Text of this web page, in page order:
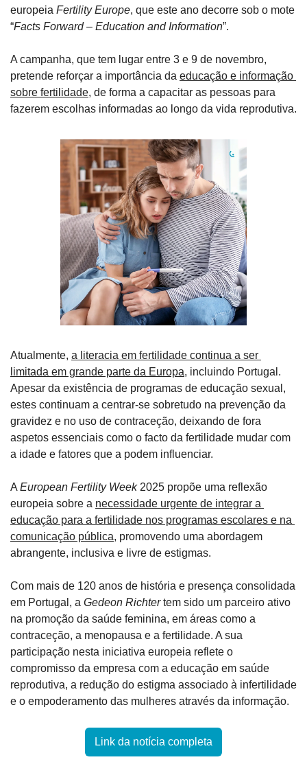
europeia Fertility Europe, que este ano decorre sob o mote
“Facts Forward – Education and Information”.
A campanha, que tem lugar entre 3 e 9 de novembro,
pretende reforçar a importância da educação e informação
sobre fertilidade, de forma a capacitar as pessoas para
fazerem escolhas informadas ao longo da vida reprodutiva.
Atualmente, a literacia em fertilidade continua a ser
limitada em grande parte da Europa, incluindo Portugal.
Apesar da existência de programas de educação sexual,
estes continuam a centrar-se sobretudo na prevenção da
gravidez e no uso de contraceção, deixando de fora
aspetos essenciais como o facto da fertilidade mudar com
a idade e fatores que a podem influenciar.
A European Fertility Week 2025 propõe uma reflexão
europeia sobre a necessidade urgente de integrar a
educação para a fertilidade nos programas escolares e na
comunicação pública, promovendo uma abordagem
abrangente, inclusiva e livre de estigmas.
Com mais de 120 anos de história e presença consolidada
em Portugal, a Gedeon Richter tem sido um parceiro ativo
na promoção da saúde feminina, em áreas como a
contraceção, a menopausa e a fertilidade. A sua
participação nesta iniciativa europeia reflete o
compromisso da empresa com a educação em saúde
reprodutiva, a redução do estigma associado à infertilidade
e o empoderamento das mulheres através da informação.
Link da notícia completa